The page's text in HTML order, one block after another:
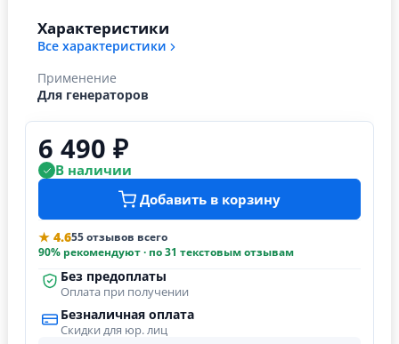
Характеристики
Все характеристики
Применение
Для генераторов
6 490 ₽
В наличии
Добавить в корзину
★ 4.655 отзывов всего
90% рекомендуют · по 31 текстовым отзывам
Без предоплаты
Оплата при получении
Безналичная оплата
Скидки для юр. лиц